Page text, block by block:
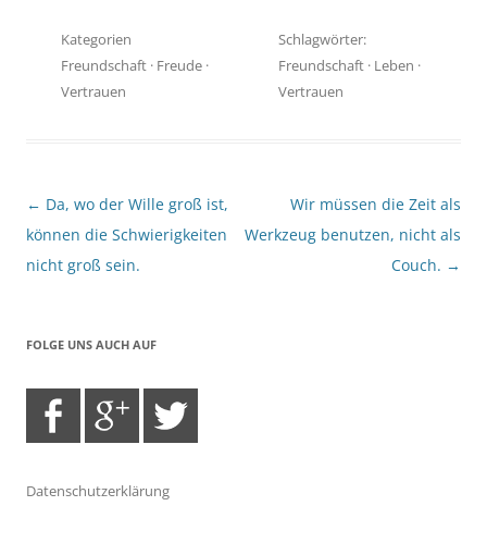
Kategorien
Freundschaft · Freude ·
Vertrauen
Schlagwörter:
Freundschaft · Leben ·
Vertrauen
Beitragsnavigation
← Da, wo der Wille groß ist,
können die Schwierigkeiten
nicht groß sein.
Wir müssen die Zeit als
Werkzeug benutzen, nicht als
Couch. →
FOLGE UNS AUCH AUF
Datenschutzerklärung